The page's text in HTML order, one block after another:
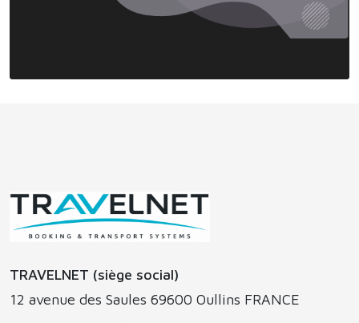
TRAVELNET (siège social)
12 avenue des Saules 69600 Oullins FRANCE